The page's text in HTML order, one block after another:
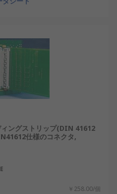
ングストリップ(DIN 41612
仕様のコネクタ,
￥258.00/個